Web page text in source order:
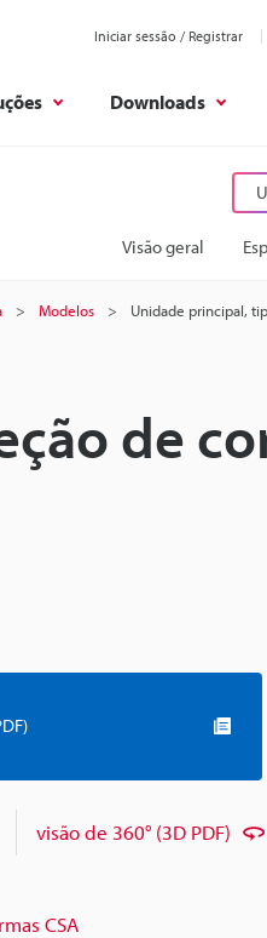
Iniciar sessão / Registrar
Downloads
Visão geral
Modelos Unidade principal,
de
visão de 360° (3D PDF)
CSA